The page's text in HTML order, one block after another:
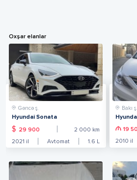
Oxşar elanlar
Gəncə ş.
Hyundai Sonata
$ 29 900 2 000 km
2021 il Avtomat 1.6 L
Bakı ş.
19
2010 il